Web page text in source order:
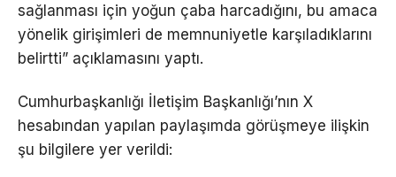
sağlanması için yoğun çaba harcadığını, bu amaca
yönelik girişimleri de memnuniyetle karşıladıklarını
belirtti” açıklamasını yaptı.
Cumhurbaşkanlığı İletişim Başkanlığı’nın X
hesabından yapılan paylaşımda görüşmeye ilişkin
şu bilgilere yer verildi: